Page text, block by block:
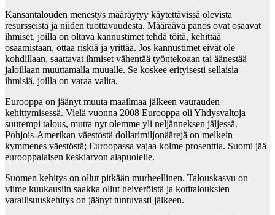
Kansantalouden menestys määräytyy käytettävissä olevista
resursseista ja niiden tuottavuudesta. Määräävä panos ovat osaavat
ihmiset, joilla on oltava kannustimet tehdä töitä, kehittää
osaamistaan, ottaa riskiä ja yrittää. Jos kannustimet eivät ole
kohdillaan, saattavat ihmiset vähentää työntekoaan tai äänestää
jaloillaan muuttamalla muualle. Se koskee erityisesti sellaisia
ihmisiä, joilla on varaa valita.
Eurooppa on jäänyt muuta maailmaa jälkeen vaurauden
kehittymisessä. Vielä vuonna 2008 Eurooppa oli Yhdysvaltoja
suurempi talous, mutta nyt olemme yli neljänneksen jäljessä.
Pohjois-Amerikan väestöstä dollarimiljonäärejä on melkein
kymmenes väestöstä; Euroopassa vajaa kolme prosenttia. Suomi jää
eurooppalaisen keskiarvon alapuolelle.
Suomen kehitys on ollut pitkään murheellinen. Talouskasvu on
viime kuukausiin saakka ollut heiveröistä ja kotitalouksien
varallisuuskehitys on jäänyt tuntuvasti jälkeen.